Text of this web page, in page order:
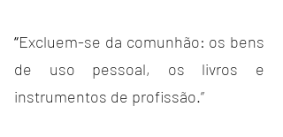
“Excluem-se da comunhão: os bens
de uso pessoal, os livros e
instrumentos de profissão.”